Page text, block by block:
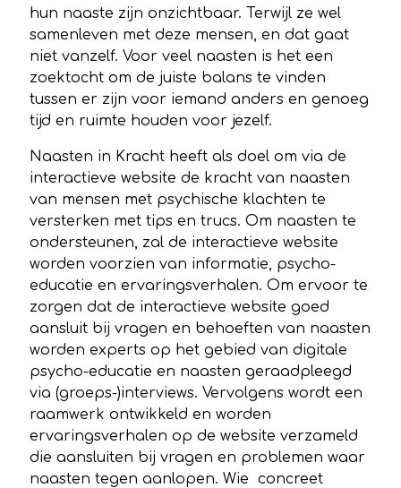
hun naaste zijn onzichtbaar. Terwijl ze wel
samenleven met deze mensen, en dat gaat
niet vanzelf. Voor veel naasten is het een
zoektocht om de juiste balans te vinden
tussen er zijn voor iemand anders en genoeg
tijd en ruimte houden voor jezelf.
Naasten in Kracht heeft als doel om via de
interactieve website de kracht van naasten
van mensen met psychische klachten te
versterken met tips en trucs. Om naasten te
ondersteunen, zal de interactieve website
worden voorzien van informatie, psycho-
educatie en ervaringsverhalen. Om ervoor te
zorgen dat de interactieve website goed
aansluit bij vragen en behoeften van naasten
worden experts op het gebied van digitale
psycho-educatie en naasten geraadpleegd
via (groeps-)interviews. Vervolgens wordt een
raamwerk ontwikkeld en worden
ervaringsverhalen op de website verzameld
die aansluiten bij vragen en problemen waar
naasten tegen aanlopen. Wie concreet